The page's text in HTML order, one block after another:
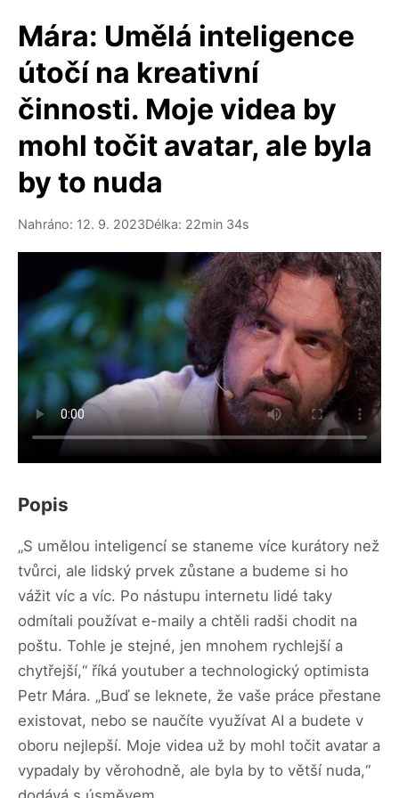
Mára: Umělá inteligence
útočí na kreativní
činnosti. Moje videa by
mohl točit avatar, ale byla
by to nuda
Nahráno: 12. 9. 2023Délka: 22min 34s
Popis
„S umělou inteligencí se staneme více kurátory než
tvůrci, ale lidský prvek zůstane a budeme si ho
vážit víc a víc. Po nástupu internetu lidé taky
odmítali používat e-maily a chtěli radši chodit na
poštu. Tohle je stejné, jen mnohem rychlejší a
chytřejší,“ říká youtuber a technologický optimista
Petr Mára. „Buď se leknete, že vaše práce přestane
existovat, nebo se naučíte využívat AI a budete v
oboru nejlepší. Moje videa už by mohl točit avatar a
vypadaly by věrohodně, ale byla by to větší nuda,“